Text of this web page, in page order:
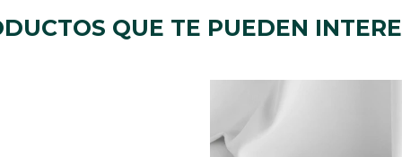
QUE TE PUEDEN